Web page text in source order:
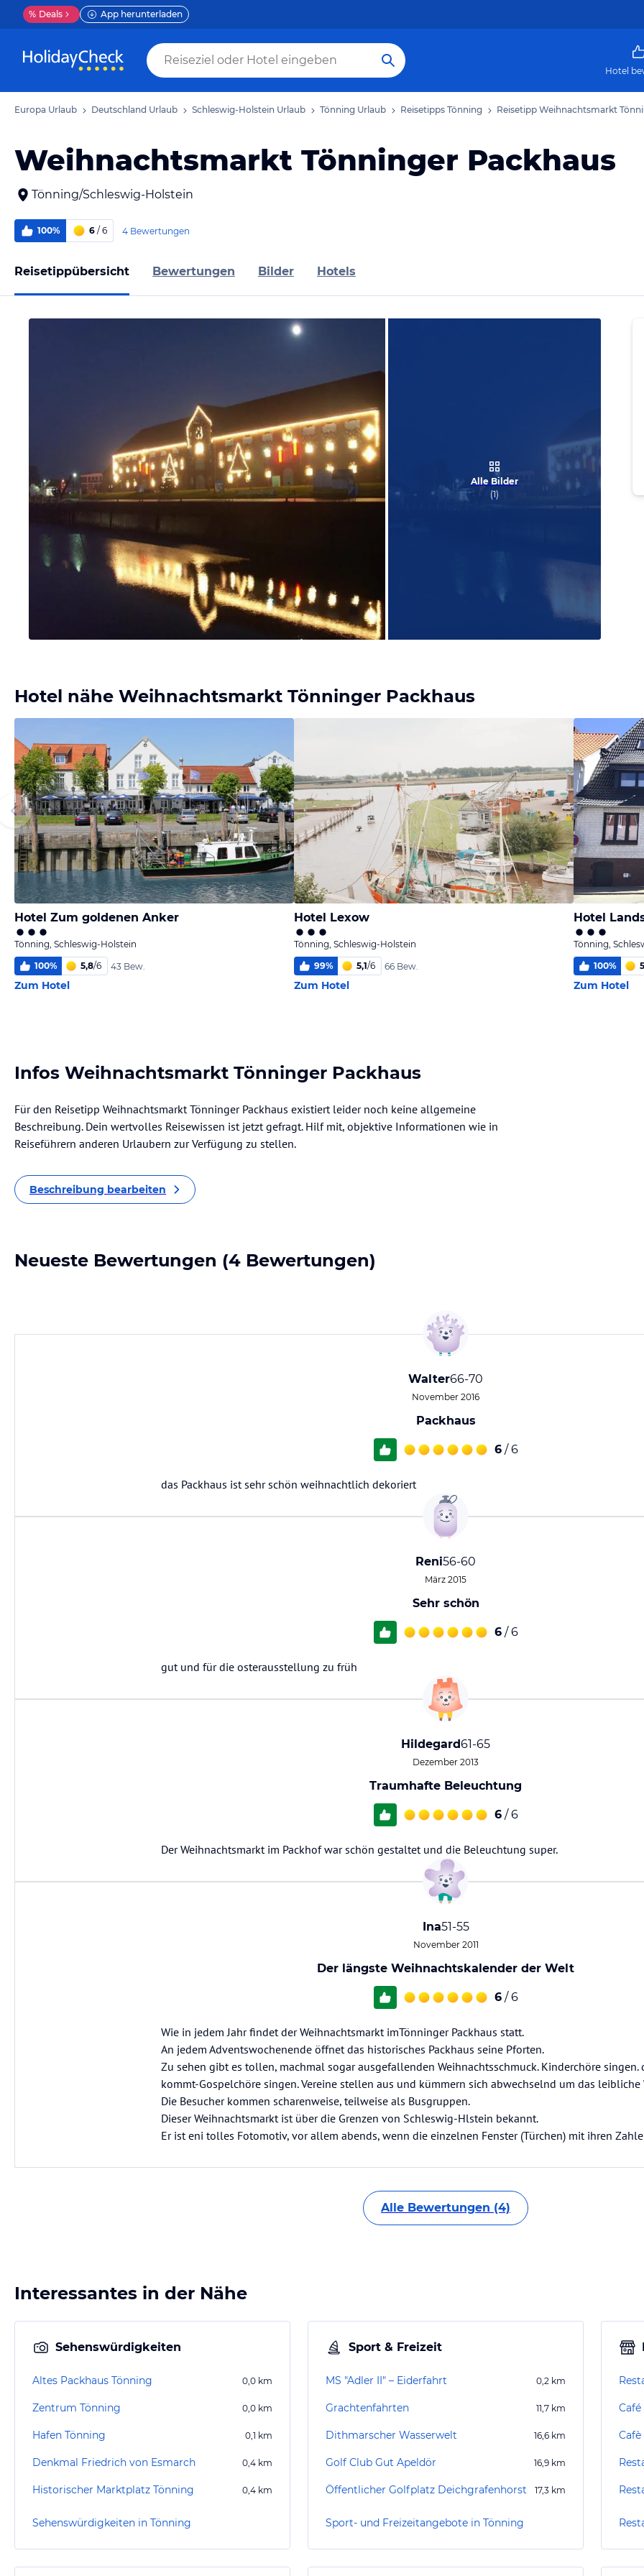
% Deals App herunterladen
Hotel
Europa Urlaub Deutschland Urlaub Schleswig-Holstein Urlaub Tönning Urlaub Reisetipps Tönning Reisetipp Weihnachtsmarkt
Weihnachtsmarkt Tönninger Packhaus
Tönning/Schleswig-Holstein
100% 6 / 6 4 Bewertungen
Reisetippübersicht Bewertungen Bilder Hotels
Alle Bilder
(1)
Hotel nähe Weihnachtsmarkt Tönninger Packhaus
Hotel Zum goldenen Anker
Tönning, Schleswig-Holstein
100% 5,8/6 43 Bew.
Zum Hotel
Hotel Lexow
Tönning, Schleswig-Holstein
99% 5,1/6 66 Bew.
Zum Hotel
Hotel
Tönning,
100%
Zum Hotel
Infos Weihnachtsmarkt Tönninger Packhaus
Für den Reisetipp Weihnachtsmarkt Tönninger Packhaus existiert leider noch keine allgemeine
Beschreibung. Dein wertvolles Reisewissen ist jetzt gefragt. Hilf mit, objektive Informationen wie in
Reiseführern anderen Urlaubern zur Verfügung zu stellen.
Beschreibung bearbeiten
Neueste Bewertungen (4 Bewertungen)
Walter66-70
November 2016
Packhaus
6 / 6
das Packhaus ist sehr schön weihnachtlich dekoriert
Reni56-60
März 2015
Sehr schön
6 / 6
gut und für die osterausstellung zu früh
Hildegard61-65
Dezember 2013
Traumhafte Beleuchtung
6 / 6
Der Weihnachtsmarkt im Packhof war schön gestaltet und die Beleuchtung super.
Ina51-55
November 2011
Der längste Weihnachtskalender der Welt
6 / 6
Wie in jedem Jahr findet der Weihnachtsmarkt imTönninger Packhaus statt.
An jedem Adventswochenende öffnet das historisches Packhaus seine Pforten.
Zu sehen gibt es tollen, machmal sogar ausgefallenden Weihnachtsschmuck. Kinderchöre singen.
kommt-Gospelchöre singen. Vereine stellen aus und kümmern sich abwechselnd um das leibliche
Die Besucher kommen scharenweise, teilweise als Busgruppen.
Dieser Weihnachtsmarkt ist über die Grenzen von Schleswig-Hlstein bekannt.
Er ist eni tolles Fotomotiv, vor allem abends, wenn die einzelnen Fenster (Türchen) mit ihren
Alle Bewertungen (4)
Interessantes in der Nähe
Sehenswürdigkeiten
Altes Packhaus Tönning 0,0 km
Zentrum Tönning 0,0 km
Hafen Tönning 0,1 km
Denkmal Friedrich von Esmarch 0,4 km
Historischer Marktplatz Tönning 0,4 km
Sehenswürdigkeiten in Tönning
Sport & Freizeit
MS "Adler II" – Eiderfahrt 0,2 km
Grachtenfahrten 11,7 km
Dithmarscher Wasserwelt 16,6 km
Golf Club Gut Apeldör 16,9 km
Öffentlicher Golfplatz Deichgrafenhorst 17,3 km
Sport- und Freizeitangebote in Tönning
Cafè